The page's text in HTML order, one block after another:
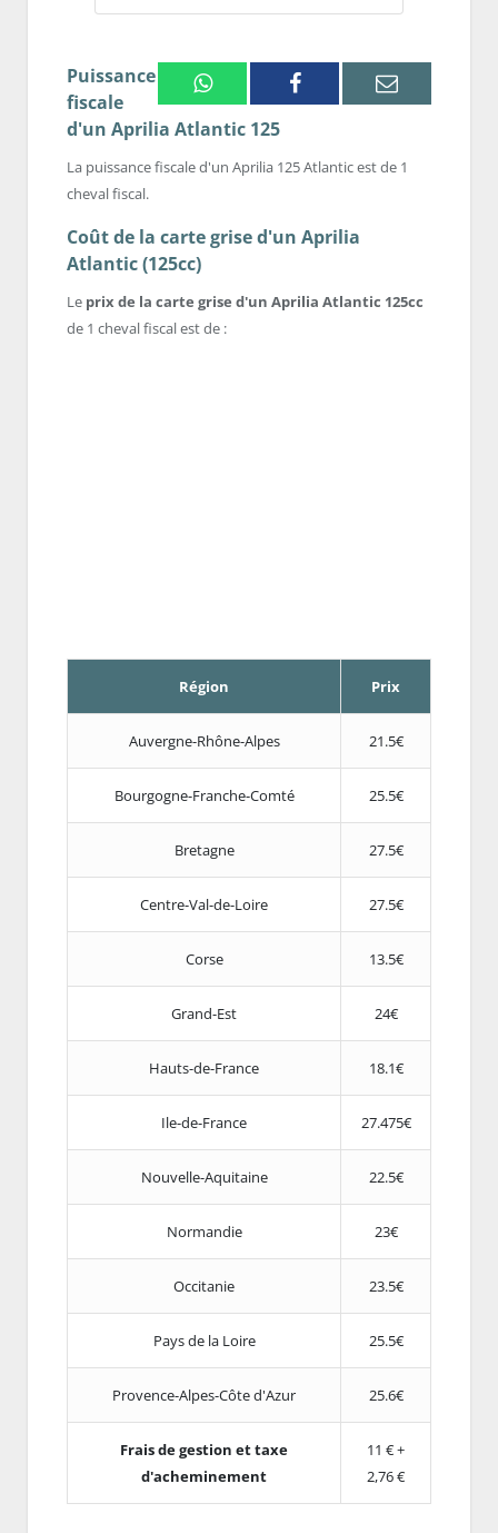
WhatsappFacebook Email
Puissance
fiscale
d'un Aprilia Atlantic 125
La puissance fiscale d'un Aprilia 125 Atlantic est de 1
cheval fiscal.
Coût de la carte grise d'un Aprilia
Atlantic (125cc)
Le prix de la carte grise d'un Aprilia Atlantic 125cc
de 1 cheval fiscal est de :
Région Prix
Auvergne-Rhône-Alpes 21.5€
Bourgogne-Franche-Comté 25.5€
Bretagne 27.5€
Centre-Val-de-Loire 27.5€
Corse 13.5€
Grand-Est 24€
Hauts-de-France 18.1€
Ile-de-France 27.475€
Nouvelle-Aquitaine 22.5€
Normandie 23€
Occitanie 23.5€
Pays de la Loire 25.5€
Provence-Alpes-Côte d'Azur 25.6€
Frais de gestion et taxe
d'acheminement
11 € +
2,76 €